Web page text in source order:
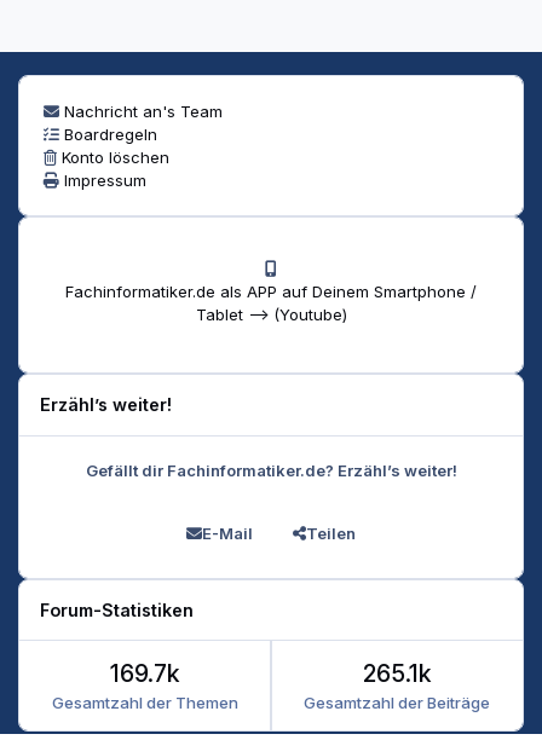
Nachricht an's Team
Boardregeln
Konto löschen
Impressum
Fachinformatiker.de als APP auf Deinem Smartphone /
Tablet --> (Youtube)
Erzähl’s weiter!
Gefällt dir Fachinformatiker.de? Erzähl’s weiter!
E-Mail Teilen
Forum-Statistiken
Gesamtzahl der Themen
169.7k
Gesamtzahl der Beiträge
265.1k